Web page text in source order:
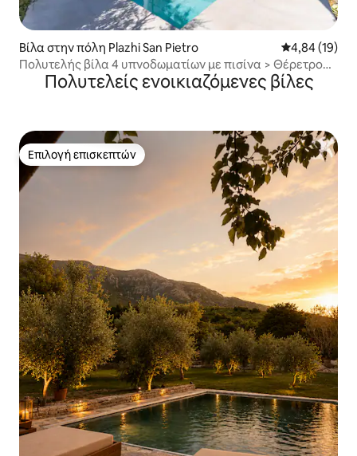
Βίλα στην πόλη Plazhi San Pietro Μέση
4,84 (19)
Πολυτελής βίλα 4 υπνοδωματίων με πισίνα > Θέρετρο
Frontbeach /2
Πολυτελείς ενοικιαζόμενες βίλες
Επιλογή επισκεπτών
Επιλογή επισκεπτών